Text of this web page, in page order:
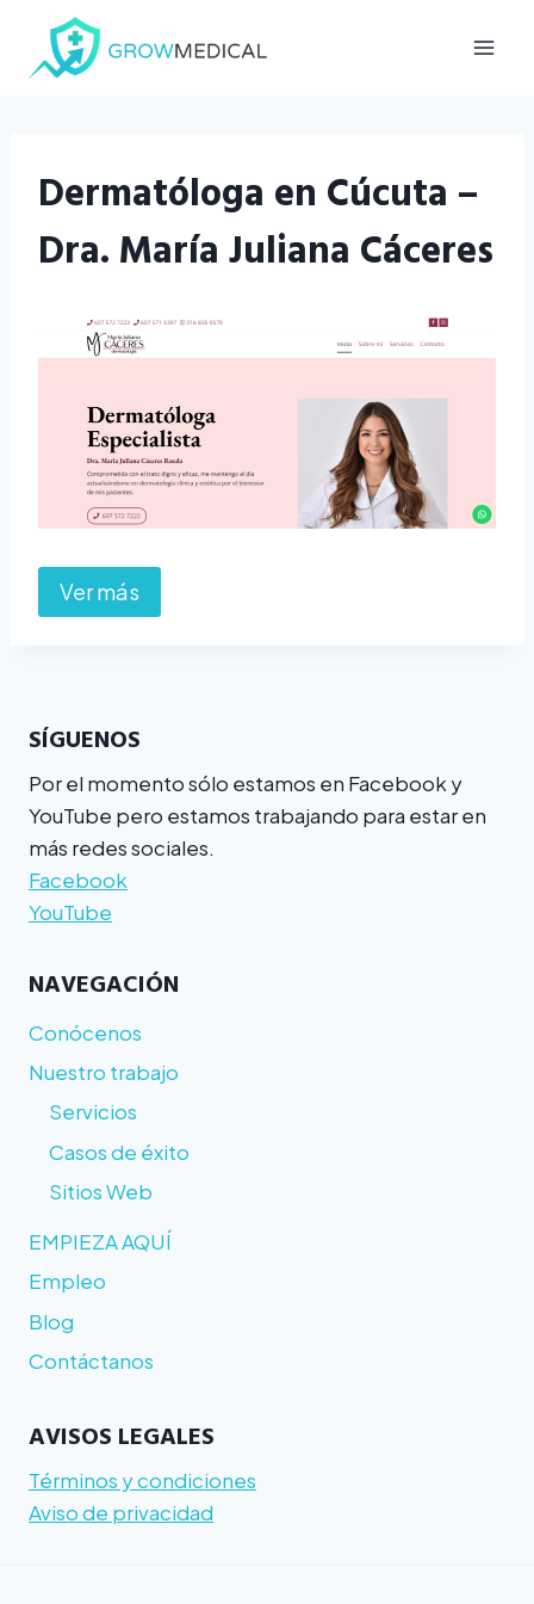
contenido
Dermatóloga en Cúcuta –
Dra. María Juliana Cáceres
Ver más
SÍGUENOS
Por el momento sólo estamos en Facebook y
YouTube pero estamos trabajando para estar en
más redes sociales.
Facebook
YouTube
NAVEGACIÓN
Conócenos
Nuestro trabajo
Servicios
Casos de éxito
Sitios Web
EMPIEZA AQUÍ
Empleo
Blog
Contáctanos
AVISOS LEGALES
Términos y condiciones
Aviso de privacidad